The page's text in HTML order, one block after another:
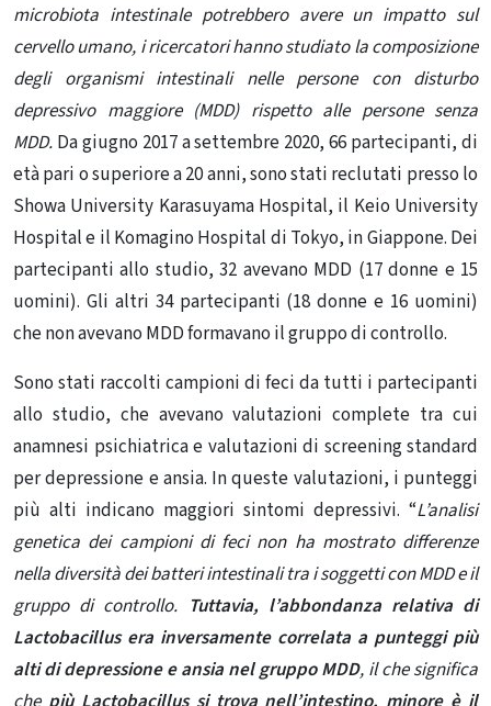
microbiota intestinale potrebbero avere un impatto sul
cervello umano, i ricercatori hanno studiato la composizione
degli organismi intestinali nelle persone con disturbo
depressivo maggiore (MDD) rispetto alle persone senza
MDD. Da giugno 2017 a settembre 2020, 66 partecipanti, di
età pari o superiore a 20 anni, sono stati reclutati presso lo
Showa University Karasuyama Hospital, il Keio University
Hospital e il Komagino Hospital di Tokyo, in Giappone. Dei
partecipanti allo studio, 32 avevano MDD (17 donne e 15
uomini). Gli altri 34 partecipanti (18 donne e 16 uomini)
che non avevano MDD formavano il gruppo di controllo.
Sono stati raccolti campioni di feci da tutti i partecipanti
allo studio, che avevano valutazioni complete tra cui
anamnesi psichiatrica e valutazioni di screening standard
per depressione e ansia. In queste valutazioni, i punteggi
più alti indicano maggiori sintomi depressivi. “L’analisi
genetica dei campioni di fecinon ha mostrato differenze
nella diversità dei batteri intestinali tra i soggetti con MDD e il
gruppo di controllo. Tuttavia, l’abbondanza relativa di
Lactobacillus era inversamente correlata a punteggi più
alti di depressione e ansia nel gruppo MDD, il che significa